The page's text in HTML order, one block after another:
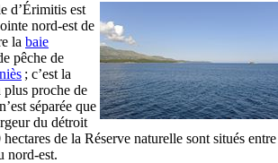
d’Érimitis est
nord-est de
la baie
pêche de
; c’est la
proche de
séparée que
du détroit
de la Réserve naturelle sont situés entre
nord-est.